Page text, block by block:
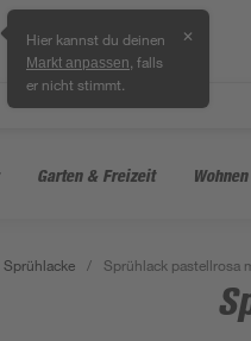
Hier kannst du deinen
Markt anpassen , falls
er nicht stimmt.
✕
Garten & Freizeit
Sprühlacke / Sprühlack pastellrosa